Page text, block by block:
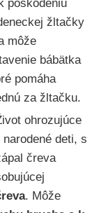
poškodeniu
žltačky
môže
bábätka
pomáha
za žltačku.
ohrozujúce
deti, s
čreva
. Môže